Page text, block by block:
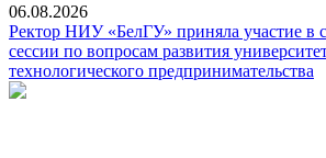
06.08.2026
Ректор НИУ «БелГУ» приняла участие в
сессии по вопросам развития
технологического предпринимательства